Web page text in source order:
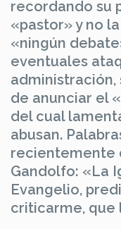
recordando su
«pastor» y no
«ningún
eventuales
administración,
de anunciar el
del cual
abusan.
recientemente
Gandolfo: «La
Evangelio,
criticarme, que